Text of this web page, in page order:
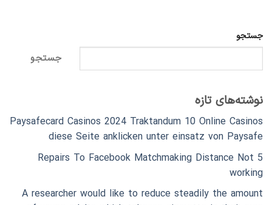
جستجو
جستجو
نوشته‌های تازه
Paysafecard Casinos 2024 Traktandum 10 Online Casinos
diese Seite anklicken unter einsatz von Paysafe
5 Repairs To Facebook Matchmaking Distance Not
working
A researcher would like to reduce steadily the amount